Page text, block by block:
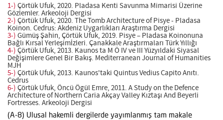
1-) Çörtük Ufuk, 2020. Pladasa Kenti Savunma Mimarisi Üzerine
Gözlemler. Arkeoloji Dergisi
2-) Çörtük Ufuk, 2020. The Tomb Architecture of Pisye - Pladasa
Koinon. Cedrus: Akdeniz Uygarlıkları Araştırma Dergisi
3-) Gümüş Şahin, Çörtük Ufuk, 2019. Pisye – Pladasa Koinonuna
Bağlı Kırsal Yerleşimİzleri. Çanakkale Araştırmaları Türk Yıllığı
4-) Çörtük Ufuk, 2013. Kaunos ta M Ö IV ve III Yüzyıldaki Siyasal
Değişimlere Genel Bir Bakış. Mediterranean Journal of Humanities
MJH
5-) Çörtük Ufuk, 2013. Kaunos'taki Quintus Vedius Capito Anıtı.
Cedrus
6-) Çörtük Ufuk, Öncü Ögül Emre, 2011. A Study on the Defence
Architecture of Northern Caria Akçay Valley Kıztaşı And Beyerli
Fortresses. Arkeoloji Dergisi
(A-8) Ulusal hakemli dergilerde yayımlanmış tam makale